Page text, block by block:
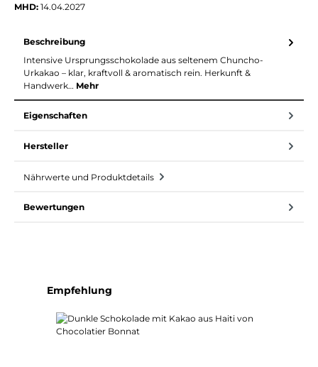
MHD: 14.04.2027
Beschreibung
Intensive Ursprungsschokolade aus seltenem Chuncho-
Urkakao – klar, kraftvoll & aromatisch rein. Herkunft &
Handwerk… Mehr
Eigenschaften
Hersteller
Nährwerte und Produktdetails
Bewertungen
Produktgalerie überspringen
Empfehlung